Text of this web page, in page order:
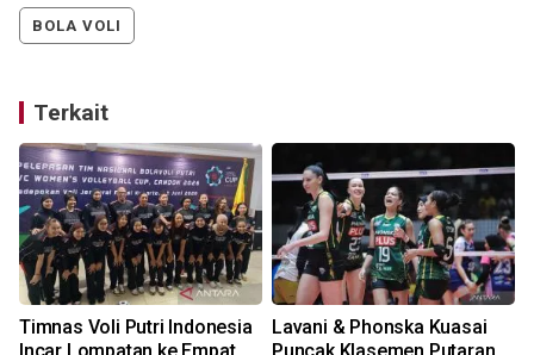
BOLA VOLI
Terkait
Timnas Voli Putri Indonesia
Lavani & Phonska Kuasai